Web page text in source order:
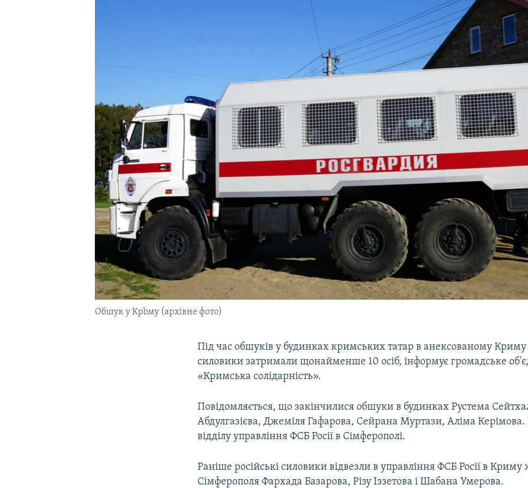
Обшук у Крbму (архівне фото)
Під час обшуків у будинках кримських татар в анексованому Криму
силовики затримали щонайменше 10 осіб, інформує громадське
«Кримська солідарність».
Повідомляється, що закінчилися обшуки в будинках Рустема
Абдулгазієва, Джеміля Гафарова, Сейрана Муртази, Аліма Керімова.
відділу управління ФСБ Росії в Сімферополі.
Раніше російські силовики відвезли в управління ФСБ Росії в Криму
Сімферополя Фархада Базарова, Різу Іззетова і Шабана Умерова.